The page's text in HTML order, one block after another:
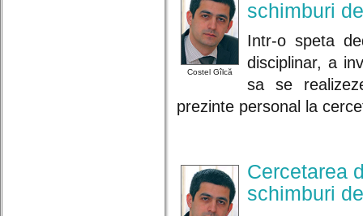
Costel Gîlcă
schimburi
Intr-o speta
disciplinar, a
sa se
prezinte personal la
Cercetarea
schimburi